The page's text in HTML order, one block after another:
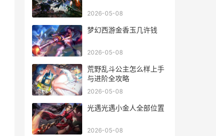
2026-05-08
梦幻西游金香玉几许钱
2026-05-08
荒野乱斗公主怎么样上手
与进阶全攻略
2026-05-08
光遇光遇小金人全部位置
2026-05-08